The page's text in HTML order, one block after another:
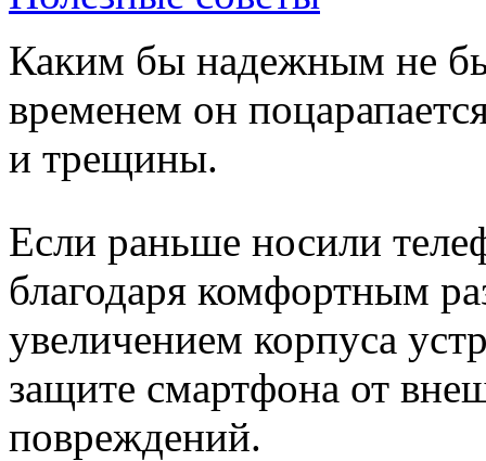
Каким бы надежным не
временем он
и трещины.
Если раньше носили
благодаря комфортным
увеличением корпуса
защите смартфона от
повреждений.